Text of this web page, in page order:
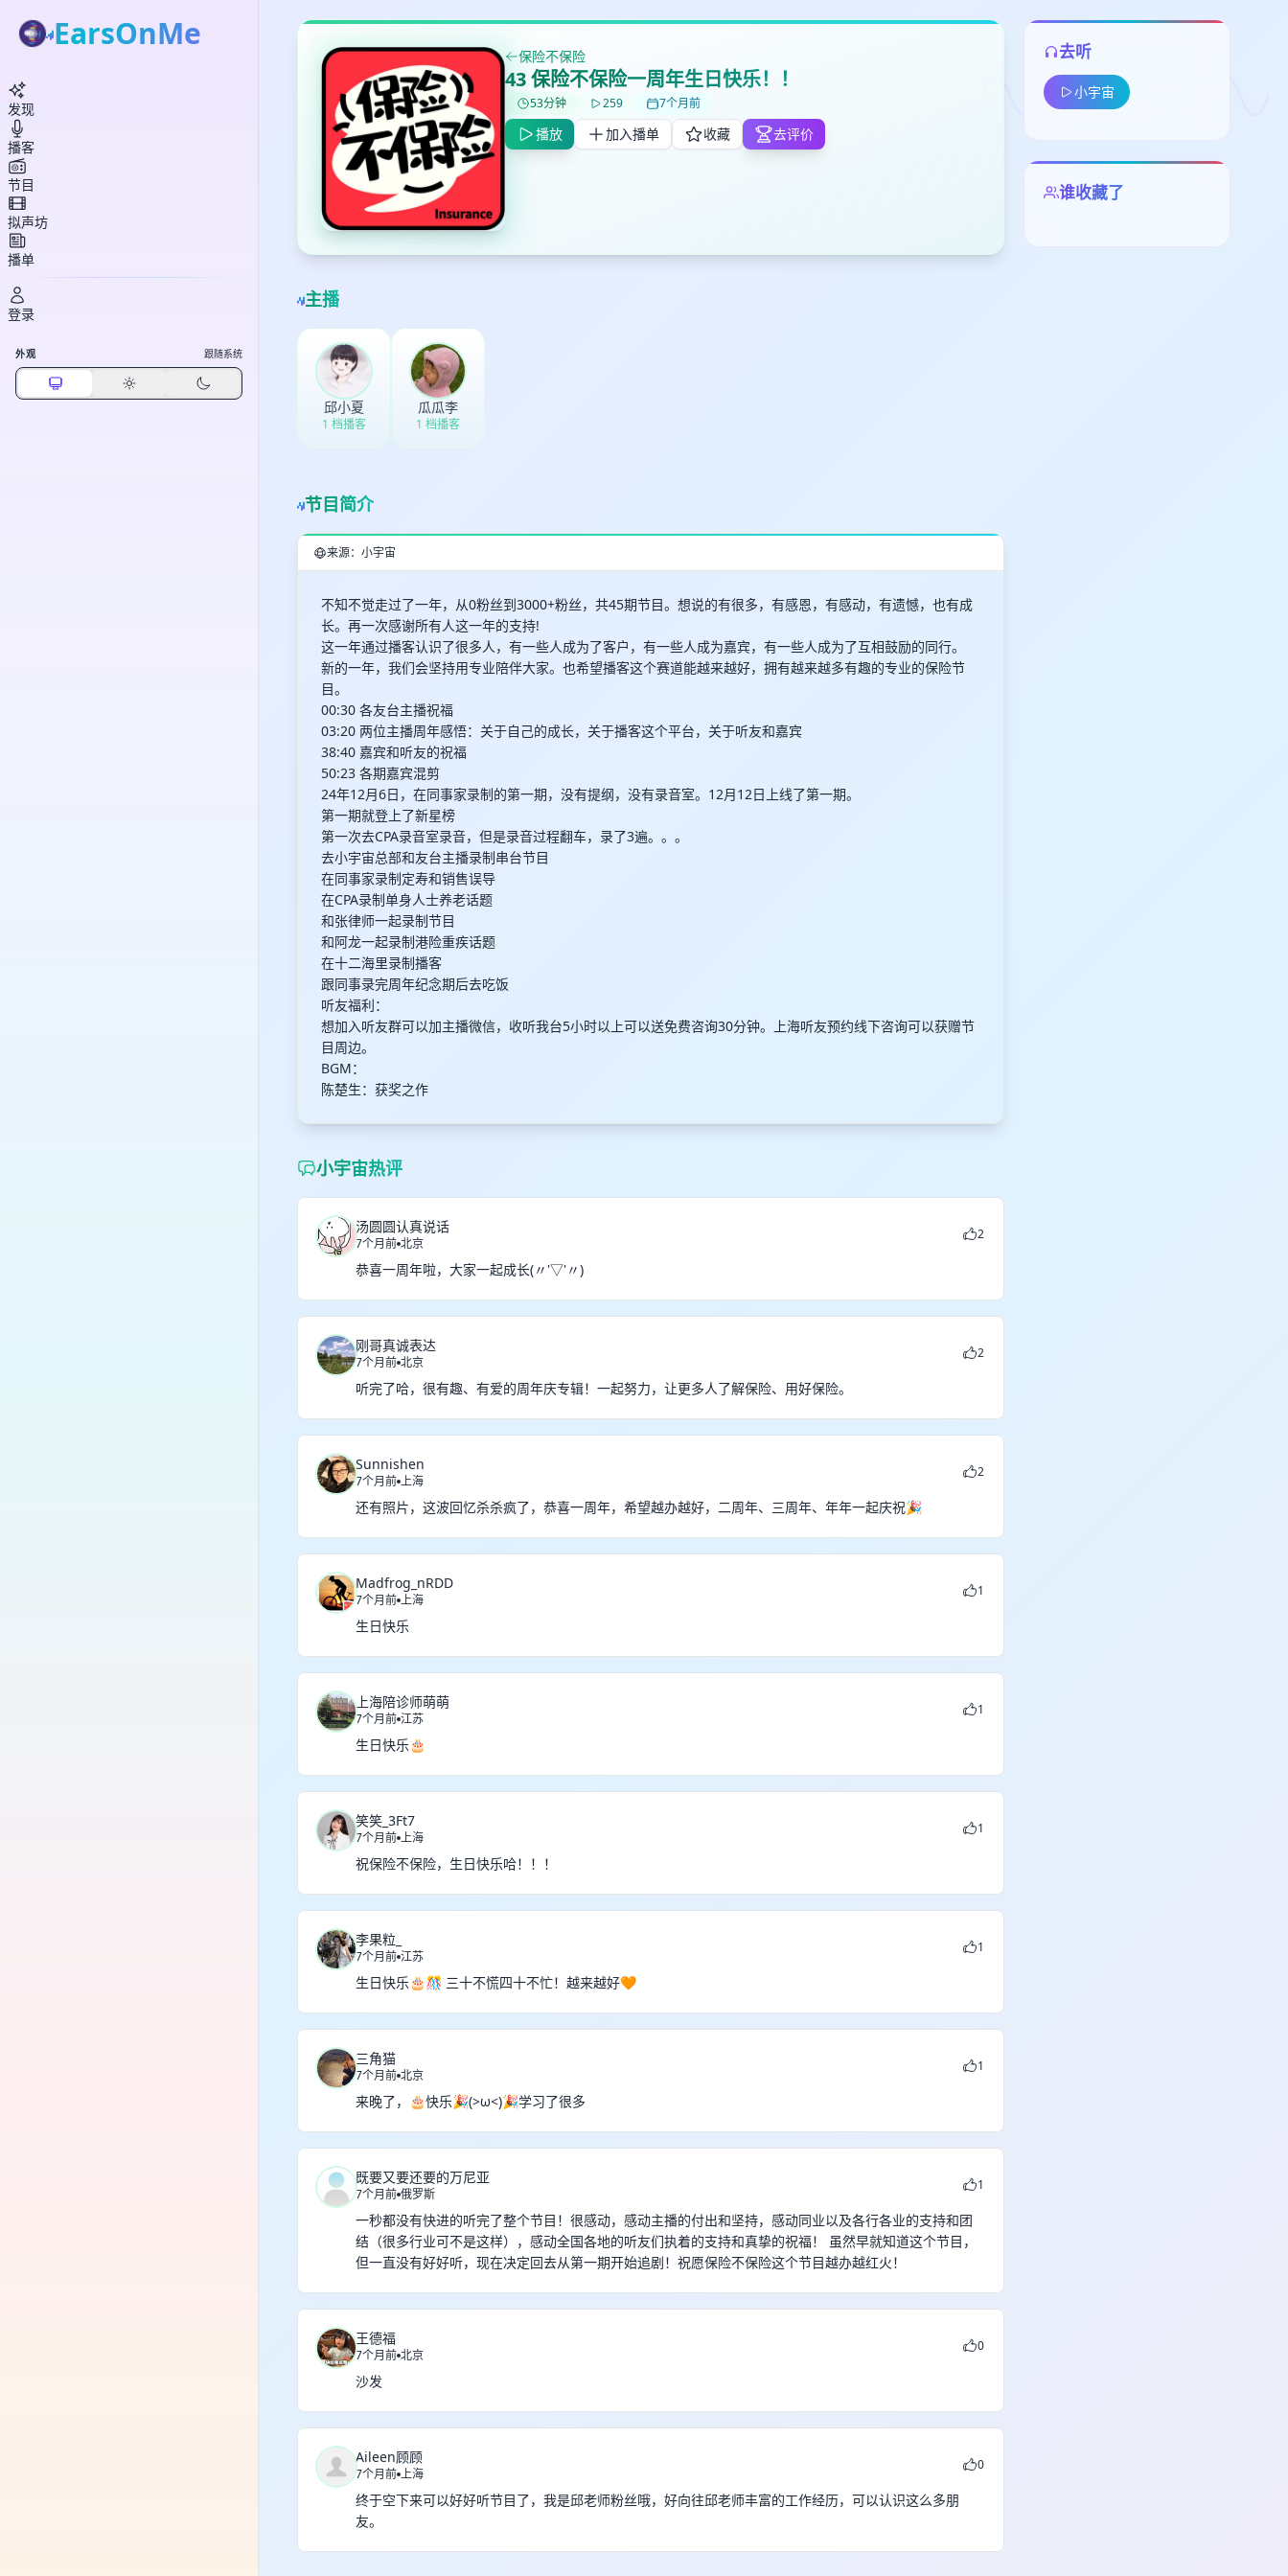
保险不保险
43 保险不保险一周年生日快乐！！
53分钟 259 7个月前
播放 加入播单 收藏 去评价
主播
邱小夏
1 档播客
瓜瓜李
1 档播客
节目简介
来源：小宇宙
不知不觉走过了一年，从0粉丝到3000+粉丝，共45期节目。想说的有很多，有感恩，有感动，有遗憾，也有成
长。再一次感谢所有人这一年的支持!
这一年通过播客认识了很多人，有一些人成为了客户，有一些人成为嘉宾，有一些人成为了互相鼓励的同行。
新的一年，我们会坚持用专业陪伴大家。也希望播客这个赛道能越来越好，拥有越来越多有趣的专业的保险节
目。
00:30 各友台主播祝福
03:20 两位主播周年感悟：关于自己的成长，关于播客这个平台，关于听友和嘉宾
38:40 嘉宾和听友的祝福
50:23 各期嘉宾混剪
24年12月6日，在同事家录制的第一期，没有提纲，没有录音室。12月12日上线了第一期。
第一期就登上了新星榜
第一次去CPA录音室录音，但是录音过程翻车，录了3遍。。。
去小宇宙总部和友台主播录制串台节目
在同事家录制定寿和销售误导
在CPA录制单身人士养老话题
和张律师一起录制节目
和阿龙一起录制港险重疾话题
在十二海里录制播客
跟同事录完周年纪念期后去吃饭
听友福利：
想加入听友群可以加主播微信，收听我台5小时以上可以送免费咨询30分钟。上海听友预约线下咨询可以获赠节
目周边。
BGM：
陈楚生：获奖之作
小宇宙热评
汤圆圆认真说话
7个月前 北京
2
恭喜一周年啦，大家一起成长(〃'▽'〃)
刚哥真诚表达
7个月前 北京
2
听完了哈，很有趣、有爱的周年庆专辑！一起努力，让更多人了解保险、用好保险。
Sunnishen
7个月前 上海
2
还有照片，这波回忆杀杀疯了，恭喜一周年，希望越办越好，二周年、三周年、年年一起庆祝🎉
Madfrog_nRDD
7个月前 上海
1
生日快乐
上海陪诊师萌萌
7个月前 江苏
1
生日快乐🎂
笑笑_3Ft7
7个月前 上海
1
祝保险不保险，生日快乐哈！！！
李果粒_
7个月前 江苏
1
生日快乐🎂🎊 三十不慌四十不忙！越来越好🧡
三角猫
7个月前 北京
1
来晚了，🎂快乐🎉(>ω<)🎉学习了很多
既要又要还要的万尼亚
7个月前 俄罗斯
1
一秒都没有快进的听完了整个节目！很感动，感动主播的付出和坚持，感动同业以及各行各业的支持和团
结（很多行业可不是这样），感动全国各地的听友们执着的支持和真挚的祝福！ 虽然早就知道这个节目，
但一直没有好好听，现在决定回去从第一期开始追剧！祝愿保险不保险这个节目越办越红火！
王德福
7个月前 北京
0
沙发
Aileen顾顾
7个月前 上海
0
终于空下来可以好好听节目了，我是邱老师粉丝哦，好向往邱老师丰富的工作经历，可以认识这么多朋
友。
去听
小宇宙
谁收藏了
打分
鼠标下留人
留
最长200字
删除确认
EarsOnMe
发现
播客
节目
拟声坊
播单
登录
外观 跟随系统
加入播单